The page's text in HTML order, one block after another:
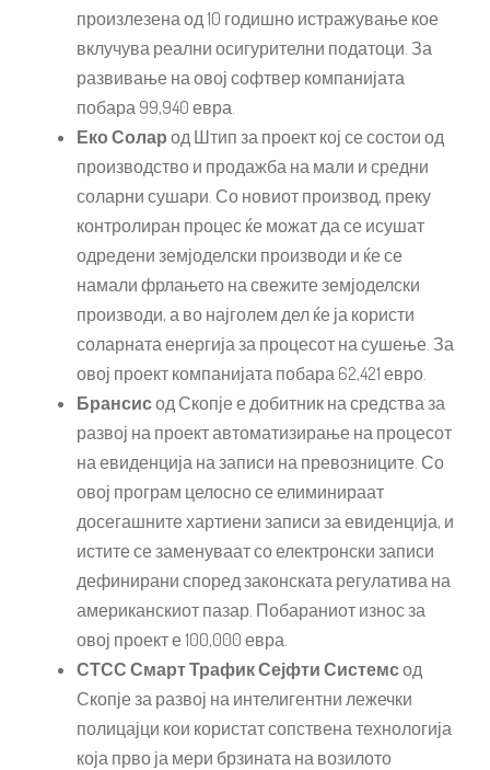
произлезена од 10 годишно истражување кое
вклучува реални осигурителни податоци. За
развивање на овој софтвер компанијата
побара 99,940 евра.
Еко Солар од Штип за проект кој се состои од
производство и продажба на мали и средни
соларни сушари. Со новиот производ, преку
контролиран процес ќе можат да се исушат
одредени земјоделски производи и ќе се
намали фрлањето на свежите земјоделски
производи, а во најголем дел ќе ја користи
соларната енергија за процесот на сушење. За
овој проект компанијата побара 62,421 евро.
Брансисод Скопје е добитник на средства за
развој на проект автоматизирање на процесот
на евиденција на записи на превозниците. Со
овој програм целосно се елиминираат
досегашните хартиени записи за евиденција, и
истите се заменуваат со електронски записи
дефинирани според законската регулатива на
американскиот пазар. Побараниот износ за
овој проект е 100,000 евра.
СТСС Смарт Трафик Сејфти Системсод
Скопје за развој на интелигентни лежечки
полицајци кои користат сопствена технологија
која прво ја мери брзината на возилото